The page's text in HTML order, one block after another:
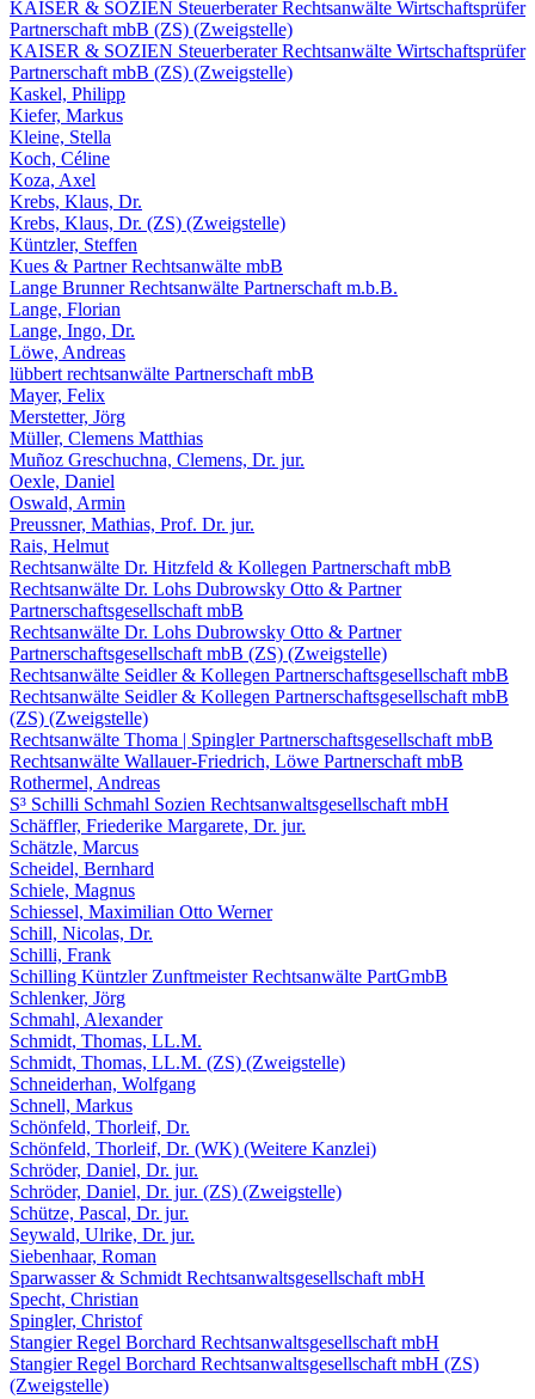
KAISER & SOZIEN Steuerberater Rechtsanwälte Wirtschaftsprüfer
Partnerschaft mbB (ZS) (Zweigstelle)
KAISER & SOZIEN Steuerberater Rechtsanwälte Wirtschaftsprüfer
Partnerschaft mbB (ZS) (Zweigstelle)
Kaskel, Philipp
Kiefer, Markus
Kleine, Stella
Koch, Céline
Koza, Axel
Krebs, Klaus, Dr.
Krebs, Klaus, Dr. (ZS) (Zweigstelle)
Küntzler, Steffen
Kues & Partner Rechtsanwälte mbB
Lange Brunner Rechtsanwälte Partnerschaft m.b.B.
Lange, Florian
Lange, Ingo, Dr.
Löwe, Andreas
lübbert rechtsanwälte Partnerschaft mbB
Mayer, Felix
Merstetter, Jörg
Müller, Clemens Matthias
Muñoz Greschuchna, Clemens, Dr. jur.
Oexle, Daniel
Oswald, Armin
Preussner, Mathias, Prof. Dr. jur.
Rais, Helmut
Rechtsanwälte Dr. Hitzfeld & Kollegen Partnerschaft mbB
Rechtsanwälte Dr. Lohs Dubrowsky Otto & Partner
Partnerschaftsgesellschaft mbB
Rechtsanwälte Dr. Lohs Dubrowsky Otto & Partner
Partnerschaftsgesellschaft mbB (ZS) (Zweigstelle)
Rechtsanwälte Seidler & Kollegen Partnerschaftsgesellschaft mbB
Rechtsanwälte Seidler & Kollegen Partnerschaftsgesellschaft mbB
(ZS) (Zweigstelle)
Rechtsanwälte Thoma | Spingler Partnerschaftsgesellschaft mbB
Rechtsanwälte Wallauer-Friedrich, Löwe Partnerschaft mbB
Rothermel, Andreas
S³ Schilli Schmahl Sozien Rechtsanwaltsgesellschaft mbH
Schäffler, Friederike Margarete, Dr. jur.
Schätzle, Marcus
Scheidel, Bernhard
Schiele, Magnus
Schiessel, Maximilian Otto Werner
Schill, Nicolas, Dr.
Schilli, Frank
Schilling Küntzler Zunftmeister Rechtsanwälte PartGmbB
Schlenker, Jörg
Schmahl, Alexander
Schmidt, Thomas, LL.M.
Schmidt, Thomas, LL.M. (ZS) (Zweigstelle)
Schneiderhan, Wolfgang
Schnell, Markus
Schönfeld, Thorleif, Dr.
Schönfeld, Thorleif, Dr. (WK) (Weitere Kanzlei)
Schröder, Daniel, Dr. jur.
Schröder, Daniel, Dr. jur. (ZS) (Zweigstelle)
Schütze, Pascal, Dr. jur.
Seywald, Ulrike, Dr. jur.
Siebenhaar, Roman
Sparwasser & Schmidt Rechtsanwaltsgesellschaft mbH
Specht, Christian
Spingler, Christof
Stangier Regel Borchard Rechtsanwaltsgesellschaft mbH
Stangier Regel Borchard Rechtsanwaltsgesellschaft mbH (ZS)
(Zweigstelle)